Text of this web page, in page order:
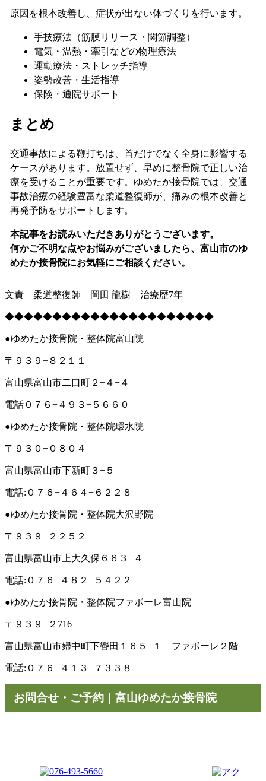
原因を根本改善し、症状が出ない体づくりを行います。
手技療法（筋膜リリース・関節調整）
電気・温熱・牽引などの物理療法
運動療法・ストレッチ指導
姿勢改善・生活指導
保険・通院サポート
まとめ
交通事故による鞭打ちは、首だけでなく全身に影響する
ケースがあります。放置せず、早めに整骨院で正しい治
療を受けることが重要です。ゆめたか接骨院では、交通
事故治療の経験豊富な柔道整復師が、痛みの根本改善と
再発予防をサポートします。
本記事をお読みいただきありがとうございます。
何かご不明な点やお悩みがございましたら、富山市のゆ
めたか接骨院にお気軽にご相談ください。
文責 柔道整復師 岡田 龍樹 治療歴7年
◆◆◆◆◆◆◆◆◆◆◆◆◆◆◆◆◆◆◆◆◆◆
●ゆめたか接骨院・整体院富山院
〒９３９−８２１１
富山県富山市二口町２−４−４
電話０７６−４９３−５６６０
●ゆめたか接骨院・整体院環水院
〒９３０−０８０４
富山県富山市下新町３−５
電話:０７６−４６４−６２２８
●ゆめたか接骨院・整体院大沢野院
〒９３９−２２５２
富山県富山市上大久保６６３−４
電話:０７６−４８２−５４２２
●ゆめたか接骨院・整体院ファボーレ富山院
〒９３９−２716
富山県富山市婦中町下轡田１６５−１ ファボーレ２階
電話:０７６−４１３−７３３８
お問合せ・ご予約｜富山ゆめたか接骨院